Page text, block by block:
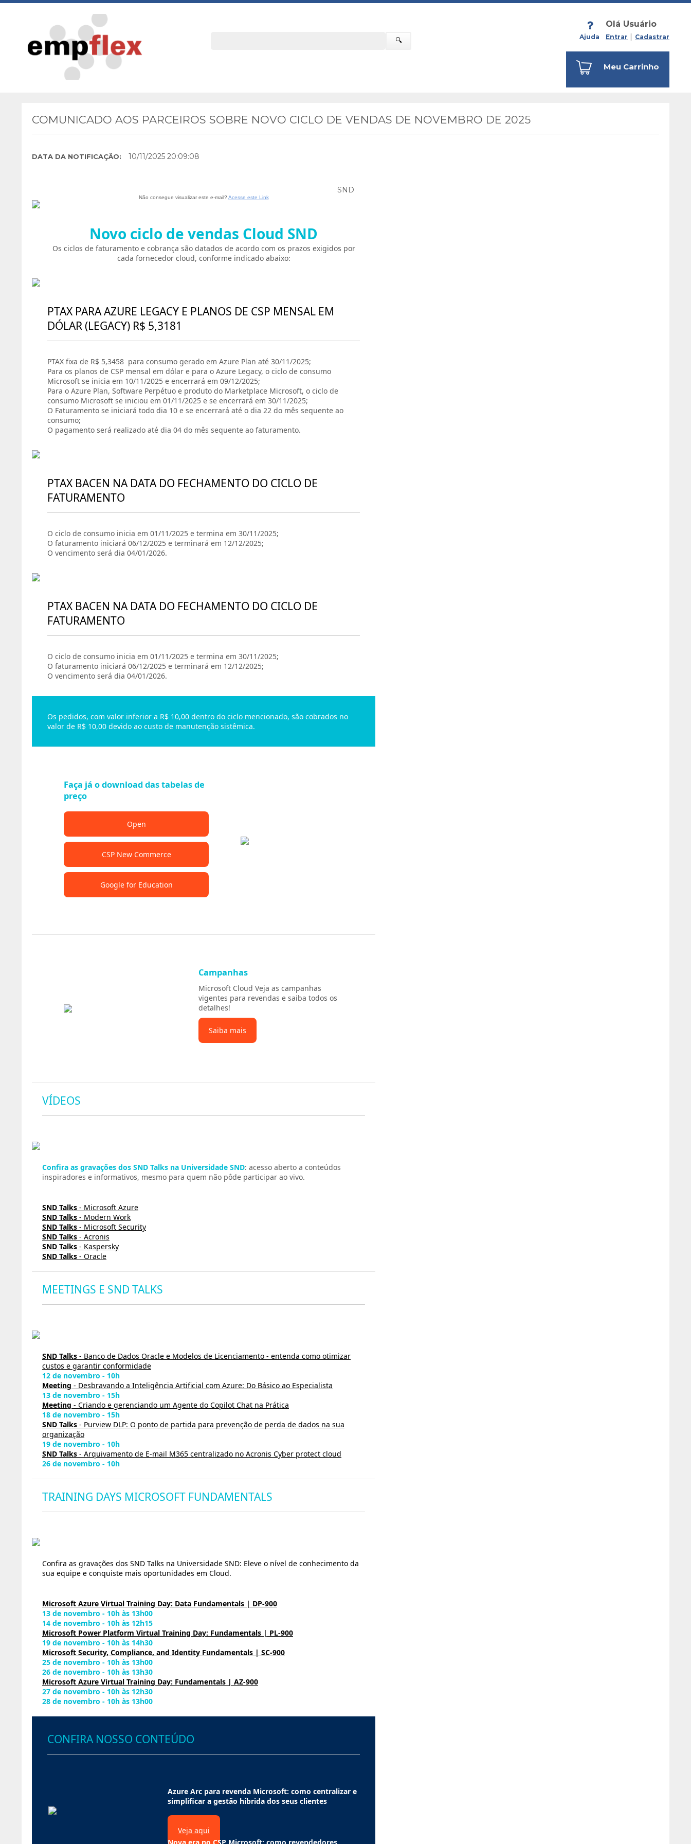
🔍 Ajuda
Olá Usuário
Entrar Cadastrar
Meu Carrinho
COMUNICADO AOS PARCEIROS SOBRE NOVO CICLO DE VENDAS DE NOVEMBRO DE 2025
DATA DA NOTIFICAÇÃO: 10/11/2025 20:09:08
SND
Não consegue visualizar este e-mail? Acesse este Link
Novo ciclo de vendas Cloud SND
Os ciclos de faturamento e cobrança são datados de acordo com os prazos exigidos por
cada fornecedor cloud, conforme indicado abaixo:
PTAX PARA AZURE LEGACY E PLANOS DE CSP MENSAL EM
DÓLAR (LEGACY) R$ 5,3181
PTAX fixa de R$ 5,3458 para consumo gerado em Azure Plan até 30/11/2025;
Para os planos de CSP mensal em dólar e para o Azure Legacy, o ciclo de consumo
Microsoft se inicia em 10/11/2025 e encerrará em 09/12/2025;
Para o Azure Plan, Software Perpétuo e produto do Marketplace Microsoft, o ciclo de
consumo Microsoft se iniciou em 01/11/2025 e se encerrará em 30/11/2025;
O Faturamento se iniciará todo dia 10 e se encerrará até o dia 22 do mês sequente ao
consumo;
O pagamento será realizado até dia 04 do mês sequente ao faturamento.
PTAX BACEN NA DATA DO FECHAMENTO DO CICLO DE
FATURAMENTO
O ciclo de consumo inicia em 01/11/2025 e termina em 30/11/2025;
O faturamento iniciará 06/12/2025 e terminará em 12/12/2025;
O vencimento será dia 04/01/2026.
PTAX BACEN NA DATA DO FECHAMENTO DO CICLO DE
FATURAMENTO
O ciclo de consumo inicia em 01/11/2025 e termina em 30/11/2025;
O faturamento iniciará 06/12/2025 e terminará em 12/12/2025;
O vencimento será dia 04/01/2026.
Os pedidos, com valor inferior a R$ 10,00 dentro do ciclo mencionado, são cobrados no
valor de R$ 10,00 devido ao custo de manutenção sistêmica.
Faça já o download das tabelas de
preço
Open
CSP New Commerce
Google for Education
Campanhas
Microsoft Cloud Veja as campanhas
vigentes para revendas e saiba todos os
detalhes!
Saiba mais
VÍDEOS
Confira as gravações dos SND Talks na Universidade SND: acesso aberto a conteúdos
inspiradores e informativos, mesmo para quem não pôde participar ao vivo.
SND Talks - Microsoft Azure
SND Talks - Modern Work
SND Talks - Microsoft Security
SND Talks - Acronis
SND Talks - Kaspersky
SND Talks - Oracle
MEETINGS E SND TALKS
SND Talks - Banco de Dados Oracle e Modelos de Licenciamento - entenda como otimizar
custos e garantir conformidade
12 de novembro - 10h
Meeting - Desbravando a Inteligência Artificial com Azure: Do Básico ao Especialista
13 de novembro - 15h
Meeting - Criando e gerenciando um Agente do Copilot Chat na Prática
18 de novembro - 15h
SND Talks - Purview DLP: O ponto de partida para prevenção de perda de dados na sua
organização
19 de novembro - 10h
SND Talks - Arquivamento de E-mail M365 centralizado no Acronis Cyber protect cloud
26 de novembro - 10h
TRAINING DAYS MICROSOFT FUNDAMENTALS
Confira as gravações dos SND Talks na Universidade SND: Eleve o nível de conhecimento da
sua equipe e conquiste mais oportunidades em Cloud.
Microsoft Azure Virtual Training Day: Data Fundamentals | DP-900
13 de novembro - 10h às 13h00
14 de novembro - 10h às 12h15
Microsoft Power Platform Virtual Training Day: Fundamentals | PL-900
19 de novembro - 10h às 14h30
Microsoft Security, Compliance, and Identity Fundamentals | SC-900
25 de novembro - 10h às 13h00
26 de novembro - 10h às 13h30
Microsoft Azure Virtual Training Day: Fundamentals | AZ-900
27 de novembro - 10h às 12h30
28 de novembro - 10h às 13h00
CONFIRA NOSSO CONTEÚDO
Azure Arc para revenda Microsoft: como centralizar e
simplificar a gestão híbrida dos seus clientes
Veja aqui